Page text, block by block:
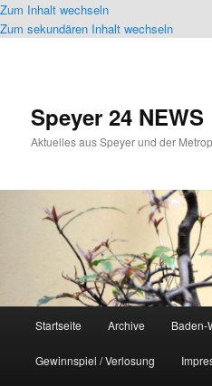
Zum Inhalt wechseln
Zum sekundären Inhalt wechseln
Speyer 24 NEWS
Aktuelles aus Speyer und der
Startseite Archive Baden-
Gewinnspiel / Verlosung